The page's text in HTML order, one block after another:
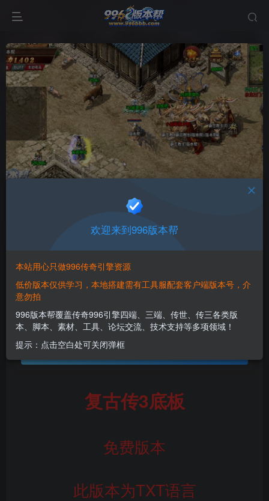
正文
有问题请联系站长
复古传3底板
此内容为免费资源，请登录后查看
免费资源
复古传3底板
免费版本
此版本为TXT语言
欢迎来到996版本帮
本站用心只做996传奇引擎资源
低价版本仅供学习，本地搭建需有工具服配套客户端版本号，介
意勿拍
996版本帮覆盖传奇996引擎四端、三端、传世、传三各类版
本、脚本、素材、工具、论坛交流、技术支持等多项领域！
提示：点击空白处可关闭弹框